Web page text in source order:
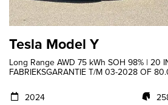
Tesla Model Y
Long Range AWD 75 kWh SOH 98% | 20
FABRIEKSGARANTIE T/M 03-2028 OF
2024